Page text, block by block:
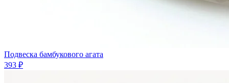
Подвеска бамбукового агата
393 ₽